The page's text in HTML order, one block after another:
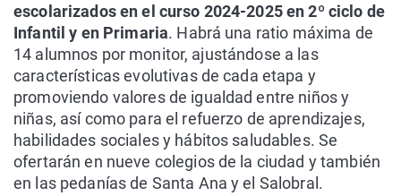
escolarizados en el curso 2024-2025 en 2º ciclo de
Infantil y en Primaria. Habrá una ratio máxima de
14 alumnos por monitor, ajustándose a las
características evolutivas de cada etapa y
promoviendo valores de igualdad entre niños y
niñas, así como para el refuerzo de aprendizajes,
habilidades sociales y hábitos saludables. Se
ofertarán en nueve colegios de la ciudad y también
en las pedanías de Santa Ana y el Salobral.